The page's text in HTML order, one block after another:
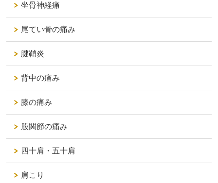
坐骨神経痛
尾てい骨の痛み
腱鞘炎
背中の痛み
膝の痛み
股関節の痛み
四十肩・五十肩
肩こり